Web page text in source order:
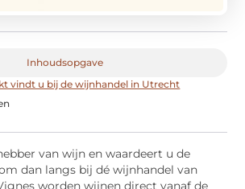
Inhoudsopgave
vindt u bij de wijnhandel in Utrecht
van wijn en waardeert u de
dan langs bij dé wijnhandel van
worden wijnen direct vanaf de